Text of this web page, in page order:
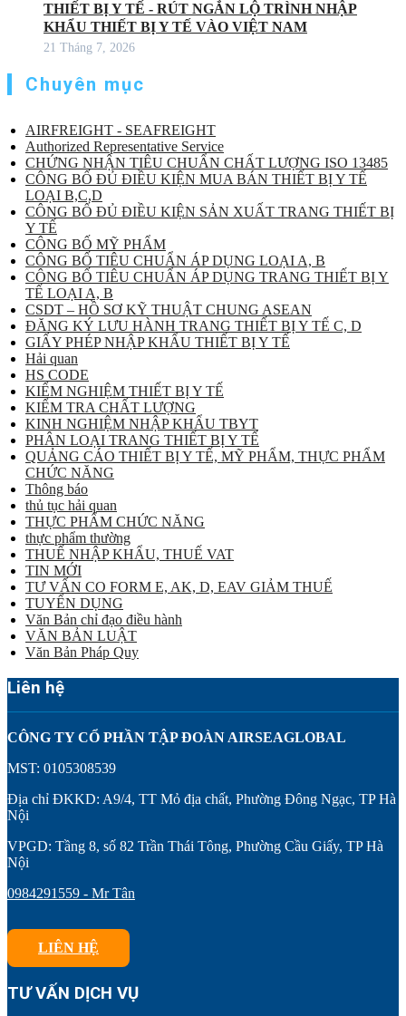
THIẾT BỊ Y TẾ - RÚT NGẮN LỘ TRÌNH NHẬP
KHẨU THIẾT BỊ Y TẾ VÀO VIỆT NAM
21 Tháng 7, 2026
Chuyên mục
AIRFREIGHT - SEAFREIGHT
Authorized Representative Service
CHỨNG NHẬN TIÊU CHUẨN CHẤT LƯỢNG ISO 13485
CÔNG BỐ ĐỦ ĐIỀU KIỆN MUA BÁN THIẾT BỊ Y TẾ
LOẠI B,C,D
CÔNG BỐ ĐỦ ĐIỀU KIỆN SẢN XUẤT TRANG THIẾT BỊ
Y TẾ
CÔNG BỐ MỸ PHẨM
CÔNG BỐ TIÊU CHUẨN ÁP DỤNG LOẠI A, B
CÔNG BỐ TIÊU CHUẨN ÁP DỤNG TRANG THIẾT BỊ Y
TẾ LOẠI A, B
CSDT – HỒ SƠ KỸ THUẬT CHUNG ASEAN
ĐĂNG KÝ LƯU HÀNH TRANG THIẾT BỊ Y TẾ C, D
GIẤY PHÉP NHẬP KHẨU THIẾT BỊ Y TẾ
Hải quan
HS CODE
KIỂM NGHIỆM THIẾT BỊ Y TẾ
KIỂM TRA CHẤT LƯỢNG
KINH NGHIỆM NHẬP KHẨU TBYT
PHÂN LOẠI TRANG THIẾT BỊ Y TẾ
QUẢNG CÁO THIẾT BỊ Y TẾ, MỸ PHẨM, THỰC PHẨM
CHỨC NĂNG
Thông báo
thủ tục hải quan
THỰC PHẨM CHỨC NĂNG
thực phẩm thường
THUẾ NHẬP KHẨU, THUẾ VAT
TIN MỚI
TƯ VẤN CO FORM E, AK, D, EAV GIẢM THUẾ
TUYỂN DỤNG
Văn Bản chỉ đạo điều hành
VĂN BẢN LUẬT
Văn Bản Pháp Quy
Liên hệ
CÔNG TY CỔ PHẦN TẬP ĐOÀN AIRSEAGLOBAL
MST: 0105308539
Địa chỉ ĐKKD: A9/4, TT Mỏ địa chất, Phường Đông Ngạc, TP Hà
Nội
VPGD: Tầng 8, số 82 Trần Thái Tông, Phường Cầu Giấy, TP Hà
Nội
0984291559 - Mr Tân
LIÊN HỆ
TƯ VẤN DỊCH VỤ